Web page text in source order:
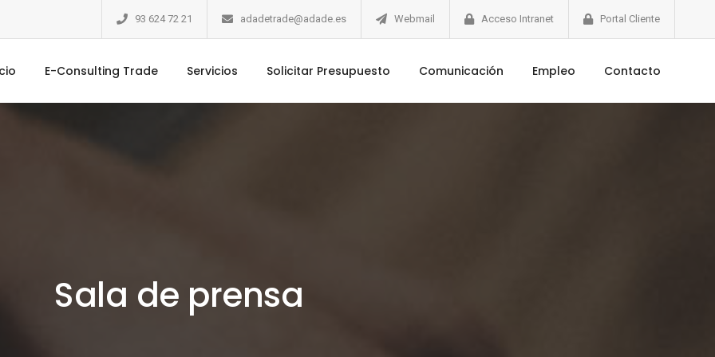
93 624 72 21 adadetrade@adade.es Webmail Acceso Intranet Portal Cliente
E-Consulting Trade Servicios Solicitar Presupuesto Comunicación Empleo Contacto
Sala de prensa